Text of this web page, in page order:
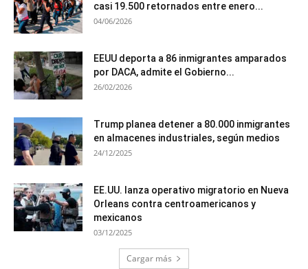
casi 19.500 retornados entre enero...
04/06/2026
EEUU deporta a 86 inmigrantes amparados
por DACA, admite el Gobierno...
26/02/2026
Trump planea detener a 80.000 inmigrantes
en almacenes industriales, según medios
24/12/2025
EE.UU. lanza operativo migratorio en Nueva
Orleans contra centroamericanos y
mexicanos
03/12/2025
Cargar más